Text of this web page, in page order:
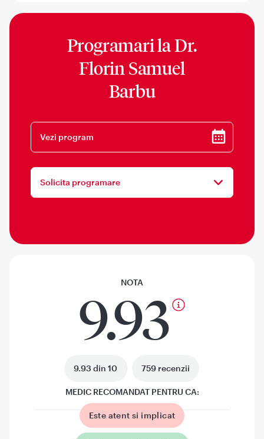
Programari laDr.
Florin Samuel
Barbu
Vezi program
Solicita programare
NOTA
9.93
9.93 din 10 759 recenzii
MEDIC RECOMANDAT PENTRU CA:
Este atent si implicat